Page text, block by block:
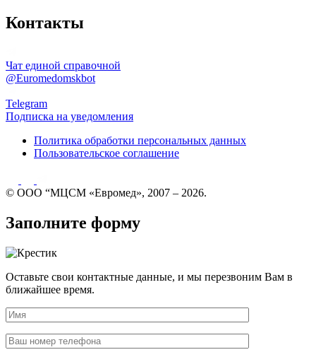
Контакты
Чат единой справочной
@Euromedomskbot
Telegram
Подписка на уведомления
Политика обработки персональных данных
Пользовательское соглашение
© ООО “МЦСМ «Евромед», 2007 – 2026.
Заполните форму
Оставьте свои контактные данные, и мы перезвоним Вам в
ближайшее время.